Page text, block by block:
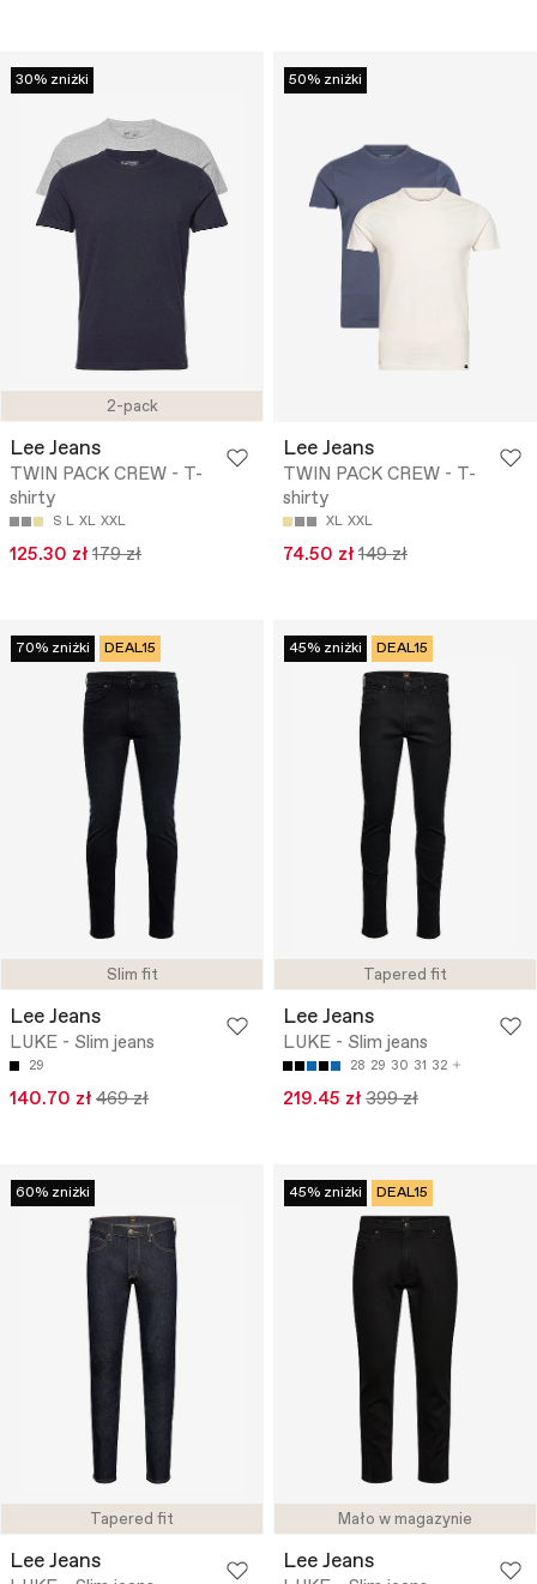
2-pack
30% zniżki
Lee Jeans
TWIN PACK CREW - T-
shirty
S L XL XXL
125.30 zł 179 zł
50% zniżki
Lee Jeans
TWIN PACK CREW - T-
shirty
XL XXL
74.50 zł 149 zł
Slim fit
70% zniżki DEAL15
Lee Jeans
LUKE - Slim jeans
29
140.70 zł 469 zł
Tapered fit
45% zniżki DEAL15
Lee Jeans
LUKE - Slim jeans
28 29 30 31 32
219.45 zł 399 zł
Tapered fit
60% zniżki
Lee Jeans
Mało w magazynie
45% zniżki DEAL15
Lee Jeans